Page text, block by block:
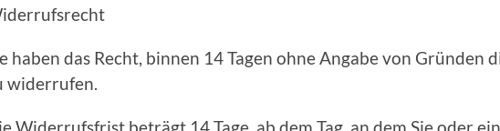
haben das Recht, binnen 14 Tagen ohne Angabe von Gründen
widerrufen.